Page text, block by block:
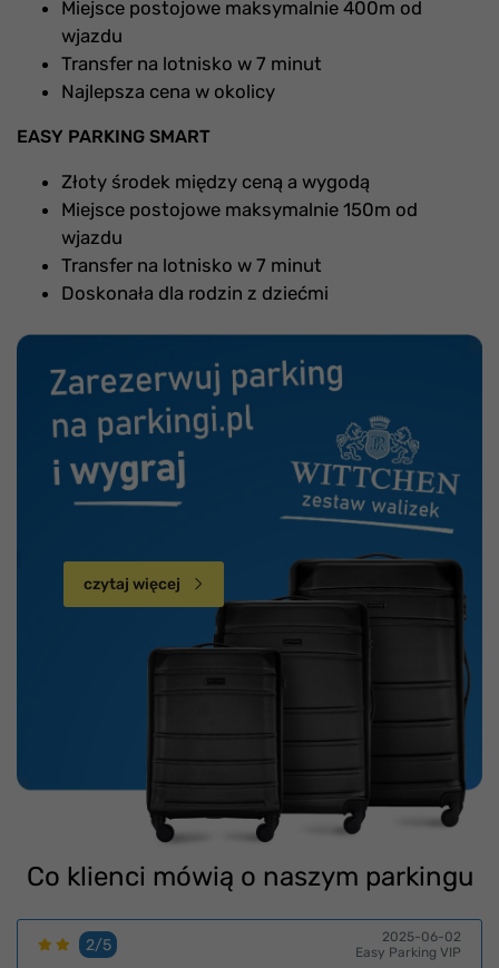
Miejsce postojowe maksymalnie 400m od
wjazdu
Transfer na lotnisko w 7 minut
Najlepsza cena w okolicy
EASY PARKING SMART
Złoty środek między ceną a wygodą
Miejsce postojowe maksymalnie 150m od
wjazdu
Transfer na lotnisko w 7 minut
Doskonała dla rodzin z dziećmi
czytaj więcej
Co klienci mówią o naszym parkingu
2/5
2025-06-02
Easy Parking VIP